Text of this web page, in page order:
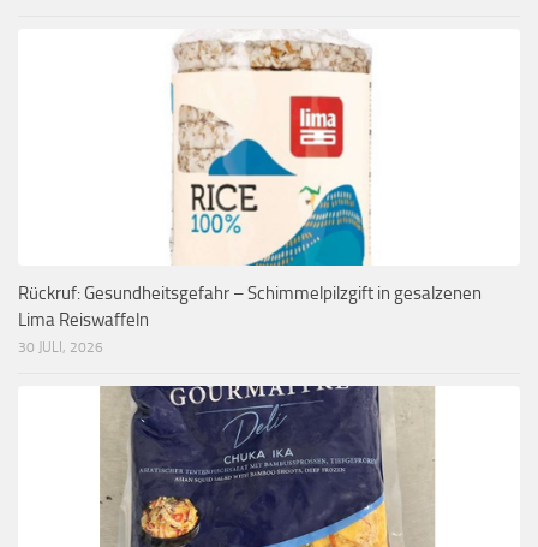
Rückruf: Gesundheitsgefahr – Schimmelpilzgift in gesalzenen
Lima Reiswaffeln
30 JULI, 2026